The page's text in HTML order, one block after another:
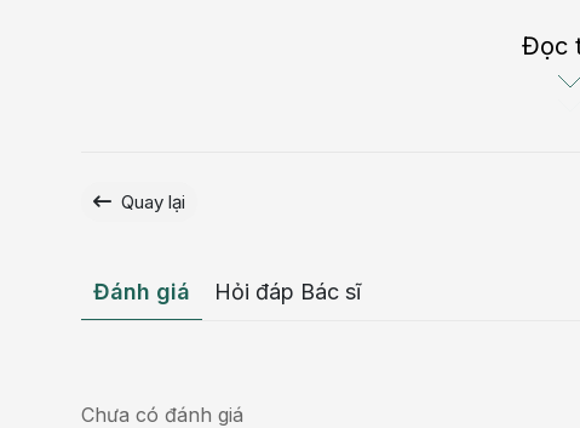
Bệnh này ảnh hưởng đến đường hô hấp và hệ
và đe dọa tính mạng. Những triệu chứng ban đầu
Đọc
Quay lại
Đánh giá Hỏi đáp Bác sĩ
Chưa có đánh giá